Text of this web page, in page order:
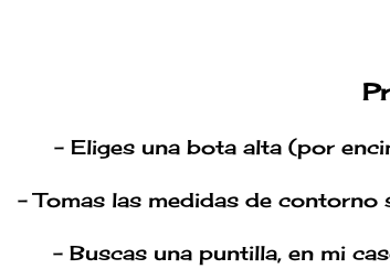
- Eliges una bota alta (por
- Tomas las medidas de contorno
- Buscas una puntilla, en mi